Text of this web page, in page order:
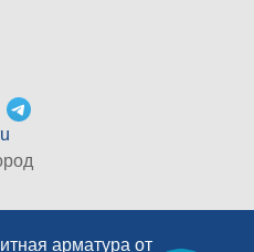
арматура от